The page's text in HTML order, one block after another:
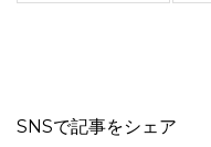
SNSで記事をシェア